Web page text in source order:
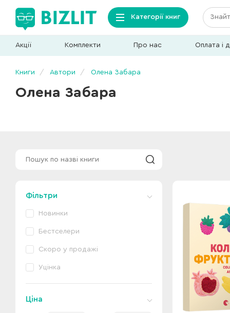
Категорії книг
Акції Комплекти Про нас Оплата і
Книги Автори Олена Забара
Олена Забара
Фільтри
Новинки
Бестселери
Скоро у продажі
Уцінка
Ціна